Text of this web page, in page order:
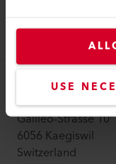
USE
Leister AG
Galileo-Strasse 10
6056 Kaegiswil
Switzerland